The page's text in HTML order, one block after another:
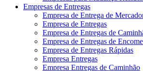
Empresas de Entregas
Empresa de Entrega de
Empresa de Entregas
Empresa de Entregas de
Empresa de Entregas de
Empresa de Entregas Rápidas
Empresa Entregas
Empresa Entregas de Caminhão